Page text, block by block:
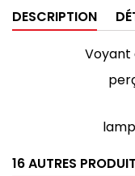
DESCRIPTION
Voyant
16 AUTRES